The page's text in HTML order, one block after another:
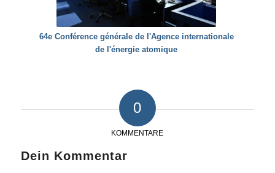
64e Conférence générale de l'Agence internationale
de l'énergie atomique
0
KOMMENTARE
Dein Kommentar